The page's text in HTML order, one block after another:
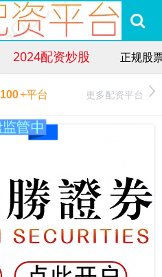
2024配资炒股 正规股
100+平台 更多配资平台